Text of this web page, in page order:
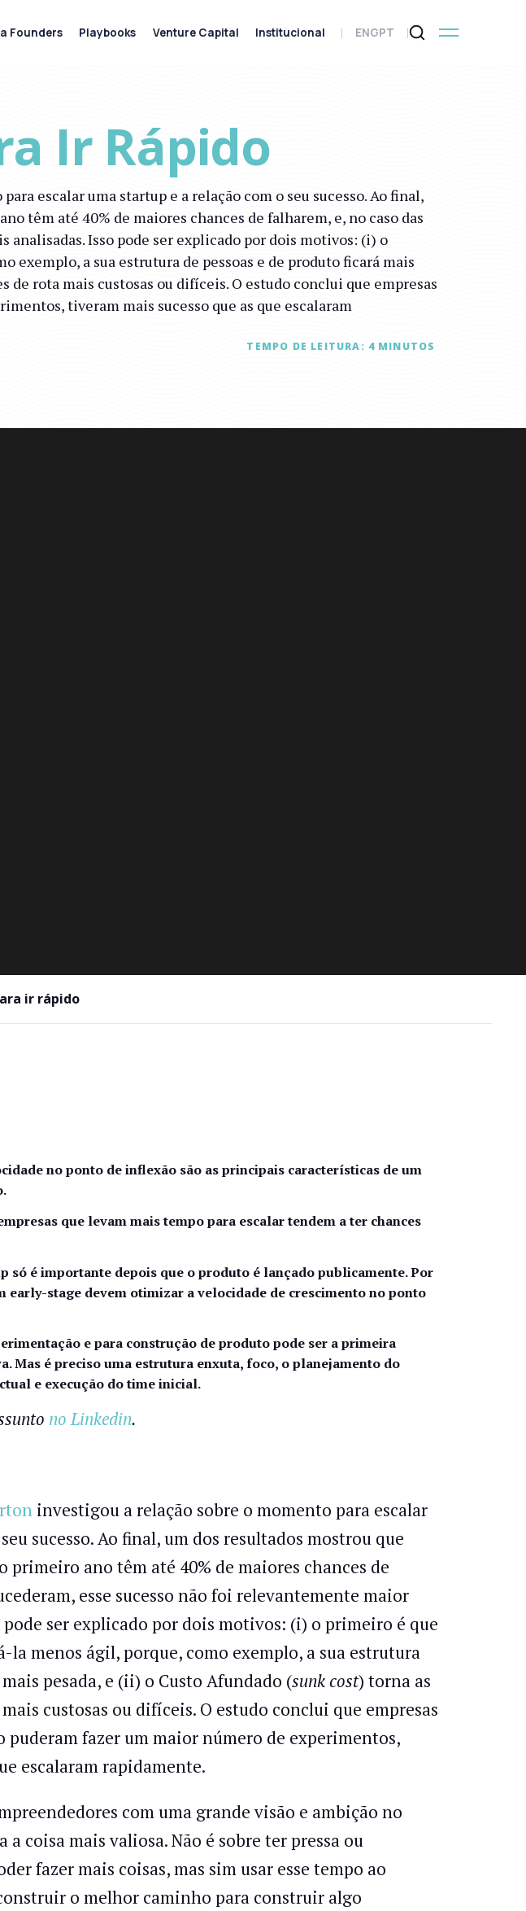
Ir Rápido
escalar uma startup e a relação com o seu sucesso. Ao final,
têm até 40% de maiores chances de falharem, e, no caso das
analisadas. Isso pode ser explicado por dois motivos: (i) o
exemplo, a sua estrutura de pessoas e de produto ficará mais
de rota mais custosas ou difíceis. O estudo conclui que empresas
tiveram mais sucesso que as que escalaram
TEMPO DE LEITURA: 4 MINUTOS
ir rápido
no ponto de inflexão são as principais características de um
que levam mais tempo para escalar tendem a ter chances
só é importante depois que o produto é lançado publicamente. Por
early-stage devem otimizar a velocidade de crescimento no ponto
e para construção de produto pode ser a primeira
Mas é preciso uma estrutura enxuta, foco, o planejamento do
e execução do time inicial.
no Linkedin.
investigou a relação sobre o momento para escalar
sucesso. Ao final, um dos resultados mostrou que
primeiro ano têm até 40% de maiores chances de
esse sucesso não foi relevantemente maior
pode ser explicado por dois motivos: (i) o primeiro é que
la menos ágil, porque, como exemplo, a sua estrutura
pesada, e (ii) o Custo Afundado (sunk cost) torna as
custosas ou difíceis. O estudo conclui que empresas
puderam fazer um maior número de experimentos,
escalaram rapidamente.
com uma grande visão e ambição no
coisa mais valiosa. Não é sobre ter pressa ou
fazer mais coisas, mas sim usar esse tempo ao
o melhor caminho para construir algo
Founders Playbooks Venture Capital Institucional ENGPT